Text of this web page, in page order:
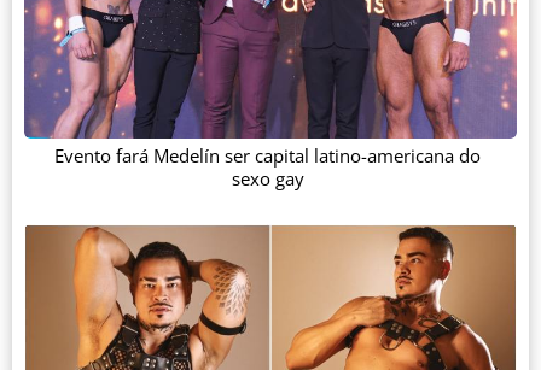
Evento fará Medelín ser capital latino-americana do
sexo gay